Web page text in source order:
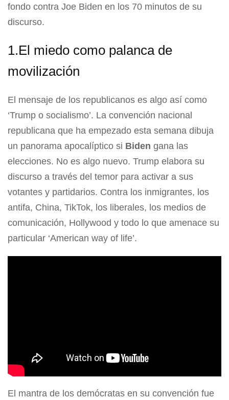
fondo contra Joe Biden en los 70 minutos de su
discurso.
1.El miedo como palanca de
movilización
El mensaje de los republicanos es algo así como
‘Trump o socialismo’. La convención nacional
republicana que ha empezado esta semana dibuja
un panorama apocalíptico si Biden gana las
elecciones. No es algo nuevo. Trump elabora su
discurso a través del temor para activar a sus
votantes y partidarios. Contra los inmigrantes, los
antifa, China, TikTok, los liberales, los medios de
comunicación, Hollywood y todo lo que amenace su
particular ‘American way of life’.
El mantra de los demócratas en su convención fue